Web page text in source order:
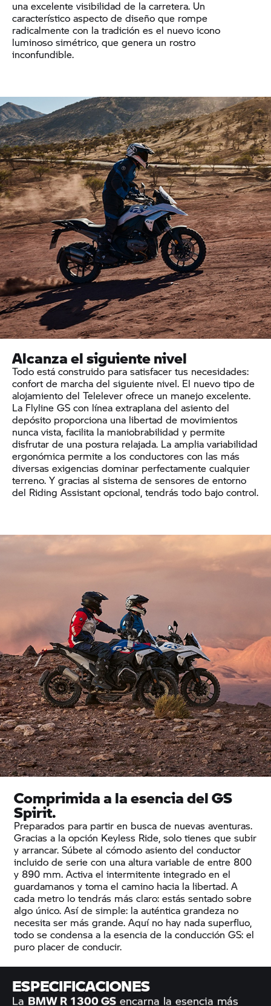
una excelente visibilidad de la carretera. Un
característico aspecto de diseño que rompe
radicalmente con la tradición es el nuevo icono
luminoso simétrico, que genera un rostro
inconfundible.
Alcanza el siguiente nivel
Todo está construido para satisfacer tus necesidades:
confort de marcha del siguiente nivel. El nuevo tipo de
alojamiento del Telelever ofrece un manejo excelente.
La Flyline GS con línea extraplana del asiento del
depósito proporciona una libertad de movimientos
nunca vista, facilita la maniobrabilidad y permite
disfrutar de una postura relajada. La amplia variabilidad
ergonómica permite a los conductores con las más
diversas exigencias dominar perfectamente cualquier
terreno. Y gracias al sistema de sensores de entorno
del Riding Assistant opcional, tendrás todo bajo control.
Comprimida a la esencia del GS
Spirit.
Preparados para partir en busca de nuevas aventuras.
Gracias a la opción Keyless Ride, solo tienes que subir
y arrancar. Súbete al cómodo asiento del conductor
incluido de serie con una altura variable de entre 800
y 890 mm. Activa el intermitente integrado en el
guardamanos y toma el camino hacia la libertad. A
cada metro lo tendrás más claro: estás sentado sobre
algo único. Así de simple: la auténtica grandeza no
necesita ser más grande. Aquí no hay nada superfluo,
todo se condensa a la esencia de la conducción GS: el
puro placer de conducir.
ESPECIFICACIONES
La BMW R 1300 GS encarna la esencia más